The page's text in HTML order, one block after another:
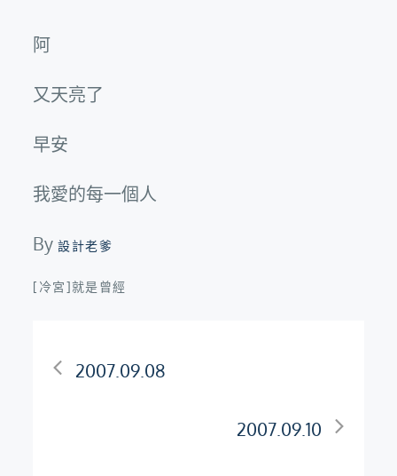
阿
又天亮了
早安
我愛的每一個人
By設計老爹
[冷宮]就是曾經
文2007.09.08
2007.09.10